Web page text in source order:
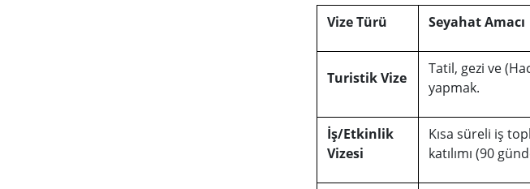
Vize Türü Seyahat Amacı
Turistik Vize
Tatil, gezi ve
yapmak.
İş/Etkinlik
Vizesi
Kısa süreli iş
katılımı (90